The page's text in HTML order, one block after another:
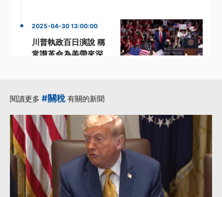
2025-04-30 13:00:00
川普執政百日演說 稱
常識革命為美帶來深
美國總統·更多...
閱讀更多 #關稅 有關的新聞